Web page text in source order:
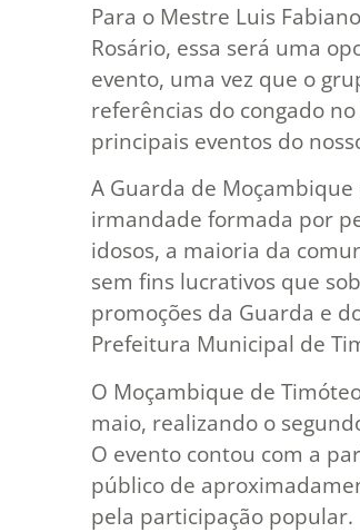
Para o Mestre Luis
Rosário, essa será uma
evento, uma vez que o
referências do congado
principais eventos do
A Guarda de Moçambique
irmandade formada por
idosos, a maioria da
sem fins lucrativos que
promoções da Guarda e
Prefeitura Municipal de
O Moçambique de
maio, realizando o
O evento contou com a
público de
pela participação popular.